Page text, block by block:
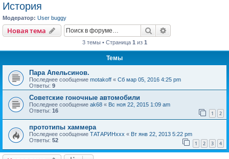
История
Модератор: User buggy
Новая тема Поиск
3 темы • Страница 1 из 1
Темы
Пара Апельсинов.
Последнее сообщение motakoff « Сб мар 05, 2016 4:25 pm
Ответы: 9
Советские гоночные автомобили
Последнее сообщение ak68 « Вс ноя 22, 2015 1:09 am
Ответы: 16 1 2
прототипы хаммера
Последнее сообщение ТАТАРИНххх « Вт янв 22, 2013 5:22 pm
Ответы: 52 1 2 3 4